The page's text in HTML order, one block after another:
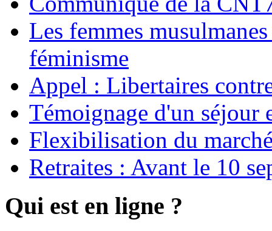
Les femmes
féminisme
Appel : Libertaires
Témoignage d'un séjour
Flexibilisation du
Retraites : Avant le 10
Qui est en ligne ?